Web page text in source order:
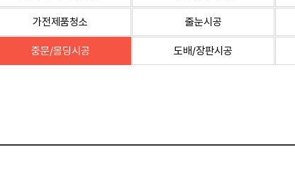
가전제품청소 줄눈시공
중문/몰딩시공 도배/장판시공